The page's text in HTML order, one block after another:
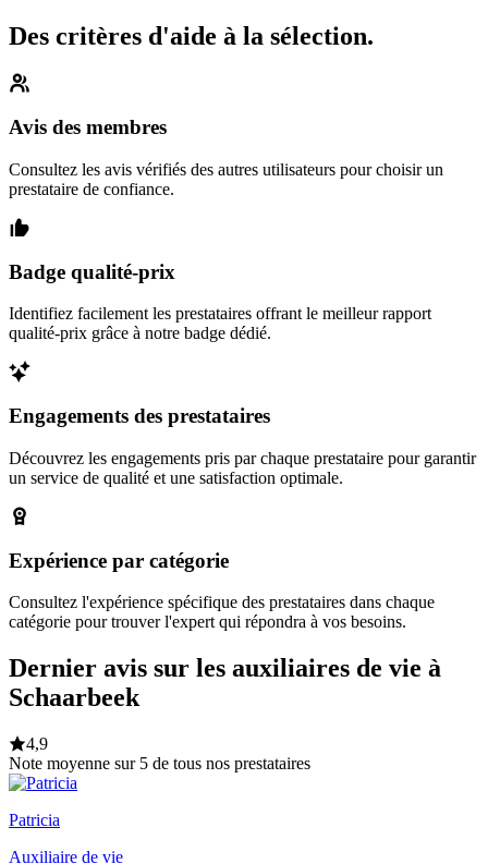
Des critères d'aide à la sélection.
Avis des membres
Consultez les avis vérifiés des autres utilisateurs pour choisir un
prestataire de confiance.
Badge qualité-prix
Identifiez facilement les prestataires offrant le meilleur rapport
qualité-prix grâce à notre badge dédié.
Engagements des prestataires
Découvrez les engagements pris par chaque prestataire pour garantir
un service de qualité et une satisfaction optimale.
Expérience par catégorie
Consultez l'expérience spécifique des prestataires dans chaque
catégorie pour trouver l'expert qui répondra à vos besoins.
Dernier avis sur les auxiliaires de vie à
Schaarbeek
4,9
Note moyenne sur 5 de tous nos prestataires
Patricia
Auxiliaire de vie